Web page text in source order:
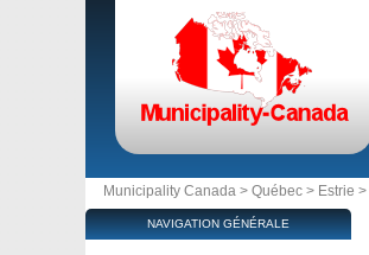
Municipality Canada > Québec > Estrie >
NAVIGATION GÉNÉRALE